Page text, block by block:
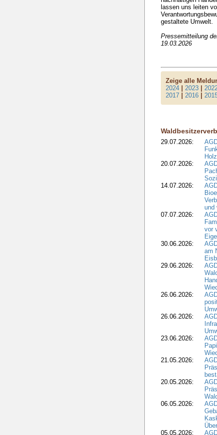
lassen uns leiten
gestaltete Umwelt.
Pressemitteilung
19.03.2026
Zeige alle
2024 |2023 |
2017 |2016 |
29.07.2026:
20.07.2026:
14.07.2026:
und
07.07.2026:
vor
30.06.2026:
am
29.06.2026:
26.06.2026:
26.06.2026:
23.06.2026:
21.05.2026:
20.05.2026:
06.05.2026:
05.05.2026: